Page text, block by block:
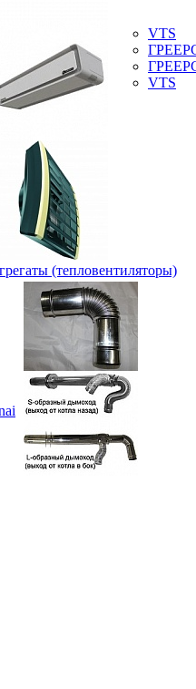
VTS
VTS
(тепловентиляторы)